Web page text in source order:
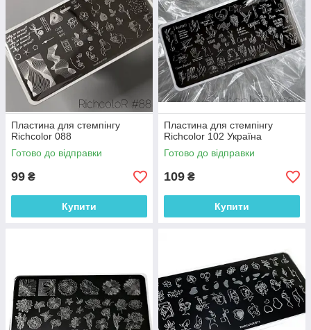
Пластина для стемпінгу
Richcolor 088
Готово до відправки
99 ₴
Купити
Пластина для стемпінгу
Richcolor 102 Україна
Готово до відправки
109 ₴
Купити